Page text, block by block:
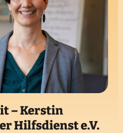
– Kerstin
Hilfsdienst e.V.